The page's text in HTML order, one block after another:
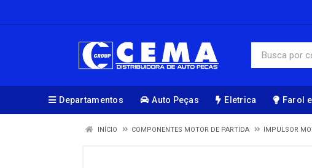
Departamentos Auto Peças Eletrica Farol
INÍCIO COMPONENTES MOTOR DE PARTIDA IMPULSOR